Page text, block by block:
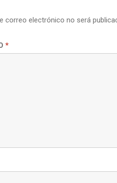
correo electrónico no será
*